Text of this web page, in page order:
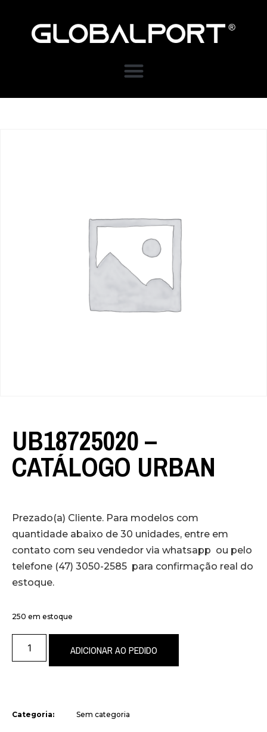
UB18725020 –
CATÁLOGO URBAN
Prezado(a) Cliente. Para modelos com
quantidade abaixo de 30 unidades, entre em
contato com seu vendedor via whatsapp ou pelo
telefone (47) 3050-2585 para confirmação real do
estoque.
250 em estoque
ADICIONAR AO PEDIDO
Categoria: Sem categoria